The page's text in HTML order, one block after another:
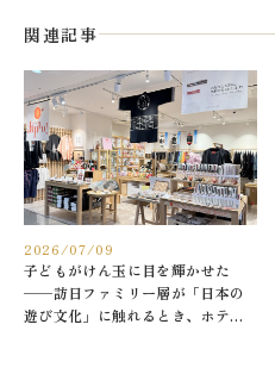
関連記事
2026/07/09
子どもがけん玉に目を輝かせた
——訪日ファミリー層が「日本の
遊び文化」に触れるとき、ホテル